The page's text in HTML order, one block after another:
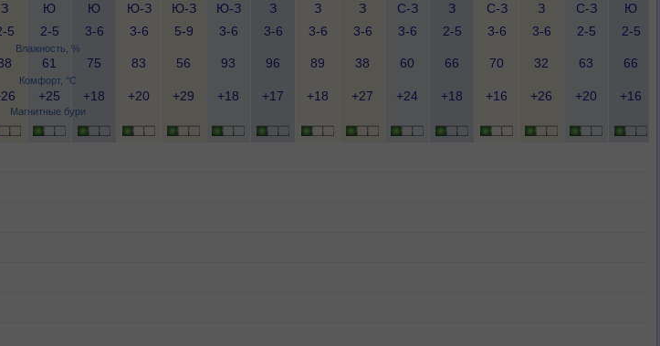
Влажность, %
Комфорт, °C
Магнитные бури
З
5
Ю
2-5
Ю
3-6
Ю-З
3-6
Ю-З
5-9
Ю-З
3-6
З
3-6
З
3-6
З
3-6
С-З
3-6
З
2-5
С-З
3-6
З
3-6
С-З
2-5
Ю
2-5
61 75 83 56 93 96 89 38 60 66 70 32 63 66
+25 +18 +20 +29 +18 +17 +18 +27 +24 +18 +16 +26 +20 +16